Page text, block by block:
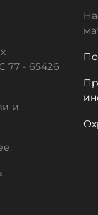
77 - 65426
и